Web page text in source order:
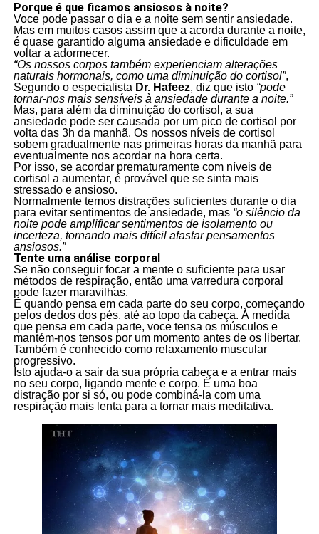
Porque é que ficamos ansiosos à noite?
Voce pode passar o dia e a noite sem sentir ansiedade.
Mas em muitos casos assim que a acorda durante a noite,
é quase garantido alguma ansiedade e dificuldade em
voltar a adormecer.
“Os nossos corpos também experienciam alterações
naturais hormonais, como uma diminuição do cortisol”,
Segundo o especialista Dr. Hafeez, diz que isto “pode
tornar-nos mais sensíveis à ansiedade durante a noite.”
Mas, para além da diminuição do cortisol, a sua
ansiedade pode ser causada por um pico de cortisol por
volta das 3h da manhã. Os nossos níveis de cortisol
sobem gradualmente nas primeiras horas da manhã para
eventualmente nos acordar na hora certa.
Por isso, se acordar prematuramente com níveis de
cortisol a aumentar, é provável que se sinta mais
stressado e ansioso.
Normalmente temos distrações suficientes durante o dia
para evitar sentimentos de ansiedade, mas “o silêncio da
noite pode amplificar sentimentos de isolamento ou
incerteza, tornando mais difícil afastar pensamentos
ansiosos.”
Tente uma análise corporal
Se não conseguir focar a mente o suficiente para usar
métodos de respiração, então uma varredura corporal
pode fazer maravilhas.
É quando pensa em cada parte do seu corpo, começando
pelos dedos dos pés, até ao topo da cabeça. À medida
que pensa em cada parte, voce tensa os músculos e
mantém-nos tensos por um momento antes de os libertar.
Também é conhecido como relaxamento muscular
progressivo.
Isto ajuda-o a sair da sua própria cabeça e a entrar mais
no seu corpo, ligando mente e corpo. É uma boa
distração por si só, ou pode combiná-la com uma
respiração mais lenta para a tornar mais meditativa.